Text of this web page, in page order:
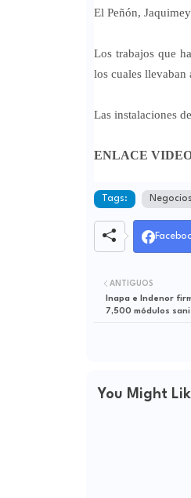
El Peñón,
Los trabajos que
los cuales
Las instalaciones
ENLACE
Tags: Negocios
ANTIGUOS
Inapa e Indenor
7,500 módulos
You Might